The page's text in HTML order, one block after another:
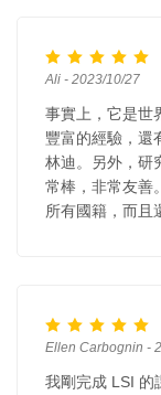
Ali - 2023/10/27
事實上，它是世
豐富的經驗，還
林迪。另外，研
常棒，非常友善
所有國籍，而且
Ellen Carbognin -
我剛完成 LSI 的